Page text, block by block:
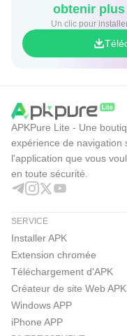
obtenir plus
Un clic pour
APKPure Lite - Une
expérience de navigation
l'application que vous
en toute sécurité.
SERVICE
Installer APK
Extension chromée
Téléchargement d'APK
Créateur de site Web APK
Windows APP
iPhone APP